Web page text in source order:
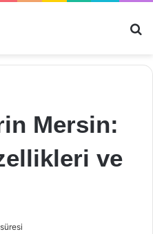
Mersin:
ve